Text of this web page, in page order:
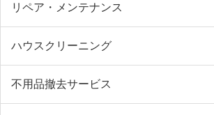
リペア・メンテナンス
ハウスクリーニング
不用品撤去サービス